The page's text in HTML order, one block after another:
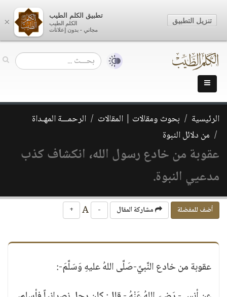
الرئيسية بحوث ومقالات | المقالات
الرحمـــة المهـداة
من دلائل النبوة
عقوبة من خادع رسول الله، انكشاف كذب
مدعيي النبوة.
أضف للمفضلة مشاركة المقال -
+
عقوبة من خادع النَّبيِّ-صَلَّى اللهُ عليهِ وَسَلَّمَ-:
×
تطبيق الكلم الطيب
الكلم الطيب
مجاني - بدون إعلانات
تنزيل التطبيق